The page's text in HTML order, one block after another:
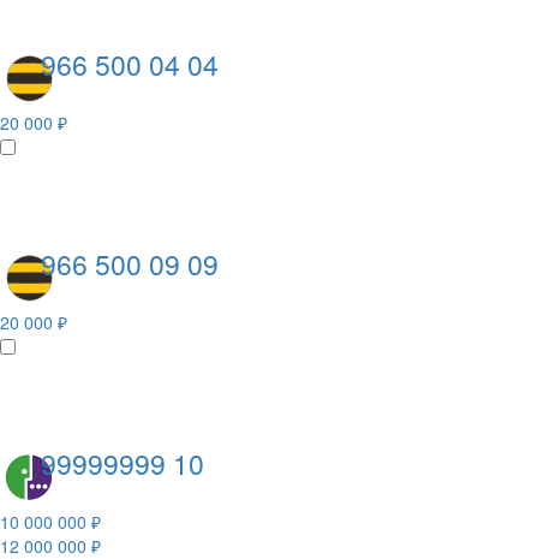
966 500 04 04
20 000 ₽
966 500 09 09
20 000 ₽
99999999 10
10 000 000 ₽
12 000 000 ₽